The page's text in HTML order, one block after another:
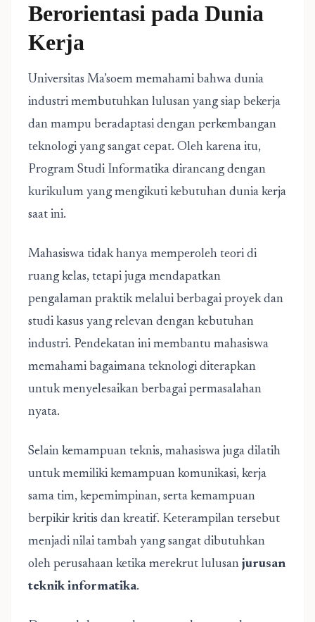
Berorientasi pada Dunia
Kerja
Universitas Ma’soem memahami bahwa dunia
industri membutuhkan lulusan yang siap bekerja
dan mampu beradaptasi dengan perkembangan
teknologi yang sangat cepat. Oleh karena itu,
Program Studi Informatika dirancang dengan
kurikulum yang mengikuti kebutuhan dunia kerja
saat ini.
Mahasiswa tidak hanya memperoleh teori di
ruang kelas, tetapi juga mendapatkan
pengalaman praktik melalui berbagai proyek dan
studi kasus yang relevan dengan kebutuhan
industri. Pendekatan ini membantu mahasiswa
memahami bagaimana teknologi diterapkan
untuk menyelesaikan berbagai permasalahan
nyata.
Selain kemampuan teknis, mahasiswa juga dilatih
untuk memiliki kemampuan komunikasi, kerja
sama tim, kepemimpinan, serta kemampuan
berpikir kritis dan kreatif. Keterampilan tersebut
menjadi nilai tambah yang sangat dibutuhkan
oleh perusahaan ketika merekrut lulusan jurusan
teknik informatika.